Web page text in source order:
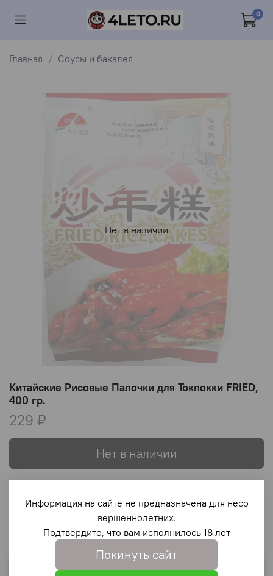
0
Главная Соусы и бакалея
Нет в наличии
Китайские Рисовые Палочки для Токпокки FRIED,
400 гр.
229 ₽
Нет в наличии
Выбрать
Информация на сайте не предназначена для несо
вершеннолетних.
Подтвердите, что вам исполнилось 18 лет
Покинуть сайт